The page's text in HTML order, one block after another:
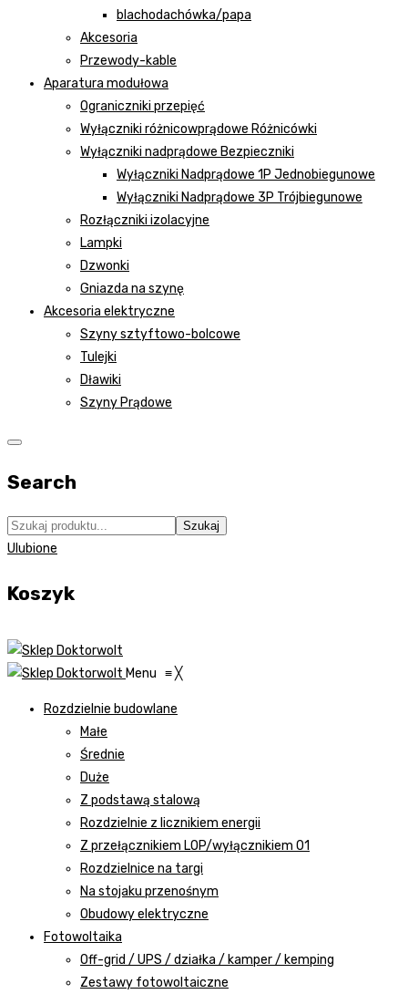
blachodachówka/papa
Akcesoria
Przewody-kable
Aparatura modułowa
Ograniczniki przepięć
Wyłączniki różnicowprądowe Różnicówki
Wyłączniki nadprądowe Bezpieczniki
Wyłączniki Nadprądowe 1P Jednobiegunowe
Wyłączniki Nadprądowe 3P Trójbiegunowe
Rozłączniki izolacyjne
Lampki
Dzwonki
Gniazda na szynę
Akcesoria elektryczne
Szyny sztyftowo-bolcowe
Tulejki
Dławiki
Szyny Prądowe
Search
Szukaj
Ulubione
Koszyk
Menu ≡╳
Rozdzielnie budowlane
Małe
Średnie
Duże
Z podstawą stalową
Rozdzielnie z licznikiem energii
Z przełącznikiem LOP/wyłącznikiem 01
Rozdzielnice na targi
Na stojaku przenośnym
Obudowy elektryczne
Fotowoltaika
Off-grid / UPS / działka / kamper / kemping
Zestawy fotowoltaiczne